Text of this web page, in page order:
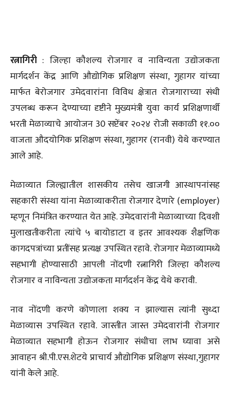
रत्नागिरी : जिल्हा कौशल्य रोजगार व नाविन्यता उद्योजकता
मार्गदर्शन केंद्र आणि औद्योगिक प्रशिक्षण संस्था, गुहागर यांच्या
मार्फत बेरोजगार उमेदवारांना विविध क्षेत्रात रोजगाराच्या संधी
उपलब्ध करून देण्याच्या दृष्टीने मुख्यमंत्री युवा कार्य प्रशिक्षणार्थी
भरती मेळाव्याचे आयोजन 30 सप्टेंबर २०२४ रोजी सकाळी ११.००
वाजता औदयोगिक प्रशिक्षण संस्था, गुहागर (रानवी) येथे करण्यात
आले आहे.
मेळाव्यात जिल्ह्यातील शासकीय तसेच खाजगी आस्थापनांसह
सहकारी संस्था यांना मेळाव्याकरीता रोजगार देणारे (employer)
म्हणून निमंत्रित करण्यात येत आहे. उमेदवारांनी मेळाव्याच्या दिवशी
मुलाखतीकरीता त्यांचे ५ बायोडाटा व इतर आवश्यक शैक्षणिक
कागदपत्रांच्या प्रतींसह प्रत्यक्ष उपस्थित रहावे. रोजगार मेळाव्यामध्ये
सहभागी होण्यासाठी आपली नोंदणी रत्नागिरी जिल्हा कौशल्य
रोजगार व नाविन्यता उद्योजकता मार्गदर्शन केंद्र येथे करावी.
नाव नोंदणी करणे कोणाला शक्य न झाल्यास त्यांनी सुध्दा
मेळाव्यास उपस्थित रहावे. जास्तीत जास्त उमेदवारांनी रोजगार
मेळाव्यात सहभागी होऊन रोजगार संधीचा लाभ घ्यावा असे
आवाहन श्री.पी.एस.शेटये प्राचार्य औद्योगिक प्रशिक्षण संस्था,गुहागर
यांनी केले आहे.